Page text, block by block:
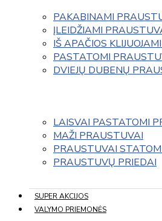
PAKABINAMI
ĮLEIDŽIAMI
IŠ APAČIOS
PASTATOMI
DVIEJŲ DUBENŲ
LAISVAI PASTATOMI
MAŽI PRAUSTUVAI
PRAUSTUVAI
PRAUSTUVŲ PRIEDAI
SUPER AKCIJOS
VALYMO PRIEMONĖS